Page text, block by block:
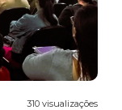
310 visualizações